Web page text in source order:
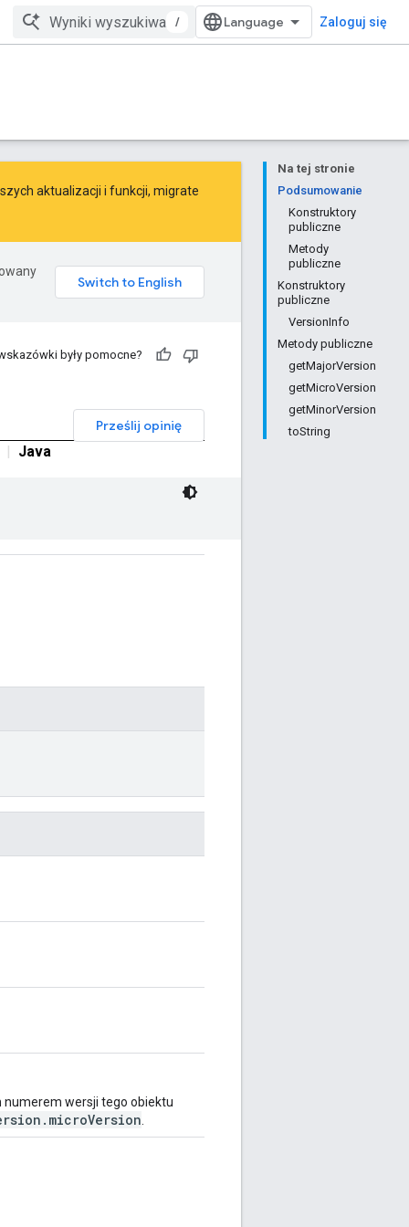
/ Zaloguj się
Na tej stronie
Podsumowanie
Konstruktory
publiczne
Metody
publiczne
Konstruktory
publiczne
VersionInfo
Metody publiczne
getMajorVersion
getMicroVersion
getMinorVersion
toString
aktualizacji i funkcji, migrate
były pomocne?
Prześlij opinię
| Java
wersji tego obiektu